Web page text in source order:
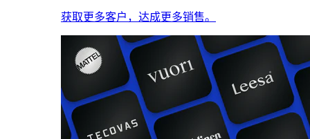
获取更多客户，达成更多销售。